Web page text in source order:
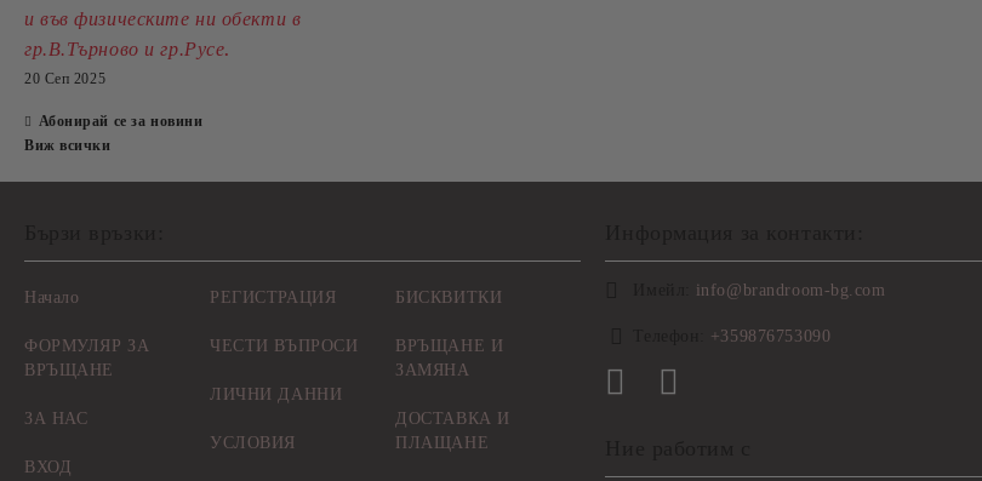
и във физическите ни обекти в
гр.В.Търново и гр.Русе.
20 Сеп 2025
Абонирай се за новини
Виж всички
Начало
ФОРМУЛЯР ЗА
ВРЪЩАНЕ
ЗА НАС
ВХОД
РЕГИСТРАЦИЯ
ЧЕСТИ ВЪПРОСИ
ЛИЧНИ ДАННИ
УСЛОВИЯ
БИСКВИТКИ
ВРЪЩАНЕ И
ЗАМЯНА
ДОСТАВКА И
ПЛАЩАНЕ
info@brandroom-bg.com
+359876753090